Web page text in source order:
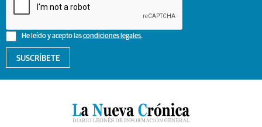
He leído y acepto lascondiciones legales.
SUSCRÍBETE